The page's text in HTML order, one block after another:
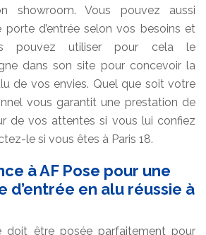
showroom. Vous pouvez aussi
porte d’entrée selon vos besoins et
pouvez utiliser pour cela le
dans son site pour concevoir la
de vos envies. Quel que soit votre
vous garantit une prestation de
de vos attentes si vous lui confiez
le si vous êtes à Paris 18.
à AF Pose pour une
d’entrée en alu réussie à
doit être posée parfaitement pour